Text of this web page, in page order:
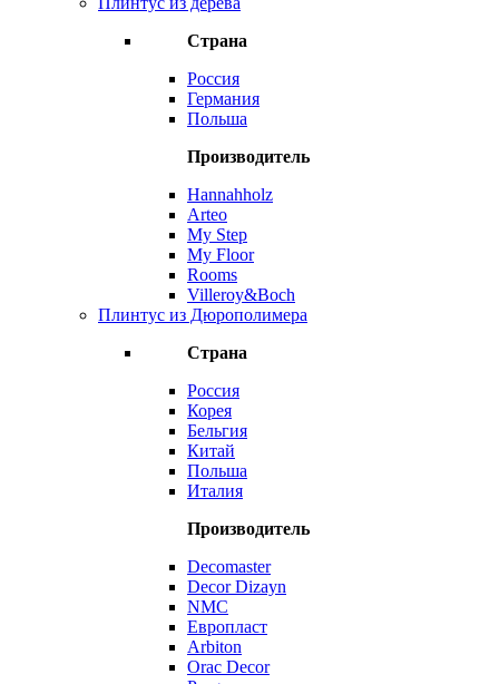
Страна
Россия
Германия
Польша
Производитель
Hannahholz
Arteo
My Step
My Floor
Rooms
Villeroy&Boch
Плинтус из Дюрополимера
Страна
Россия
Корея
Бельгия
Китай
Польша
Италия
Производитель
Decomaster
Decor Dizayn
NMC
Европласт
Arbiton
Orac Decor